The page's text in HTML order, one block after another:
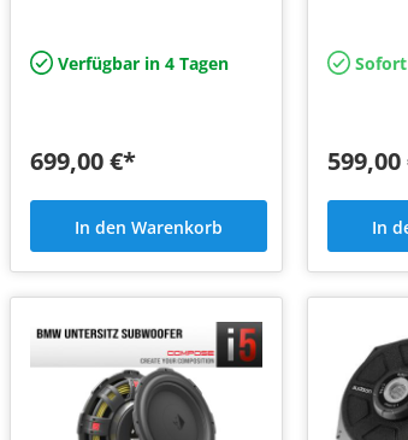
Verfügbar in 4 Tagen
699,00 €*
In den Warenkorb In